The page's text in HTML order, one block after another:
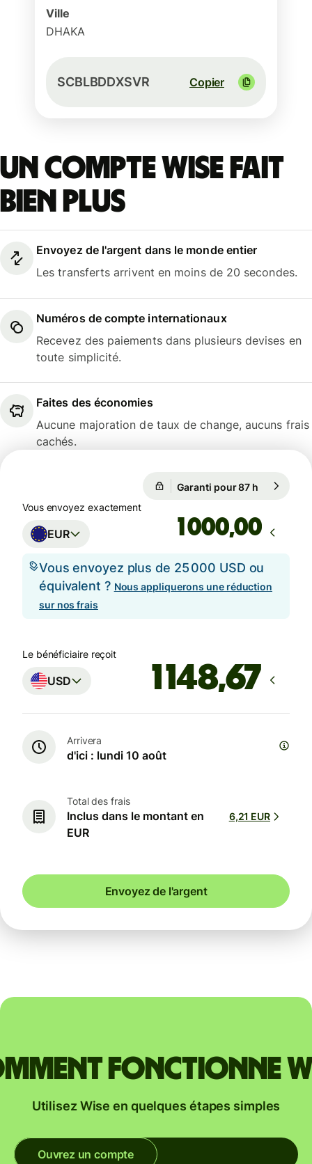
Ville
DHAKA
SCBLBDDXSVR Copier
Un compte Wise fait
bien plus
Envoyez de l'argent dans le monde entier
Les transferts arrivent en moins de 20 secondes.
Numéros de compte internationaux
Recevez des paiements dans plusieurs devises en
toute simplicité.
Faites des économies
Aucune majoration de taux de change, aucuns frais
cachés.
Garanti pour 87 h
Vous envoyez exactement
EUR ,00
Vous envoyez plus de 25 000 USD ou
équivalent ? Nous appliquerons une réduction
sur nos frais
Le bénéficiaire reçoit
USD
Arrivera
d'ici : lundi 10 août
Total des frais
Inclus dans le montant en
EUR
6,21 EUR
Envoyez de l'argent
fonctionne
Utilisez Wise en quelques étapes simples
Ouvrez un compte